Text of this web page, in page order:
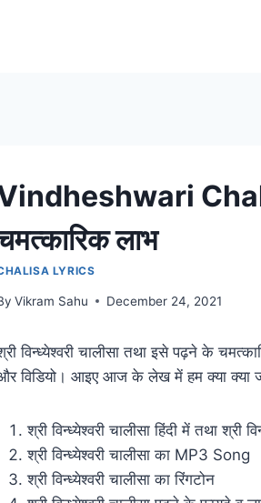
लाभ
LYRICS
Vikram Sahu December 24, 2021
विन्ध्येश्वरी चालीसा तथा इसे पढ़ने के
विडियो। आइए आज के लेख में हम क्या क्या
श्री विन्ध्येश्वरी चालीसा हिंदी में तथा श्री
श्री विन्ध्येश्वरी चालीसा का MP3 Song
श्री विन्ध्येश्वरी चालीसा का रिंगटोन